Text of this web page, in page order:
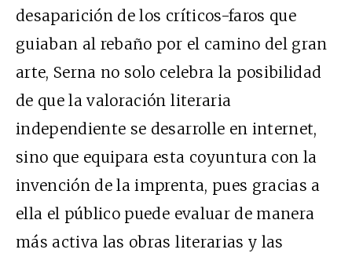
desaparición de los críticos-faros que
guiaban al rebaño por el camino del gran
arte, Serna no solo celebra la posibilidad
de que la valoración literaria
independiente se desarrolle en internet,
sino que equipara esta coyuntura con la
invención de la imprenta, pues gracias a
ella el público puede evaluar de manera
más activa las obras literarias y las